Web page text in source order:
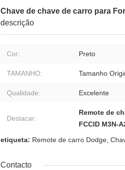
Chave de chave de carro para
descrição
Cor: Preto
TAMANHO: Tamanho
Qualidade: Excelente
Destacar:
Remote de
FCCID M3N-
etiqueta: Remote de carro Dodge,
Contacto